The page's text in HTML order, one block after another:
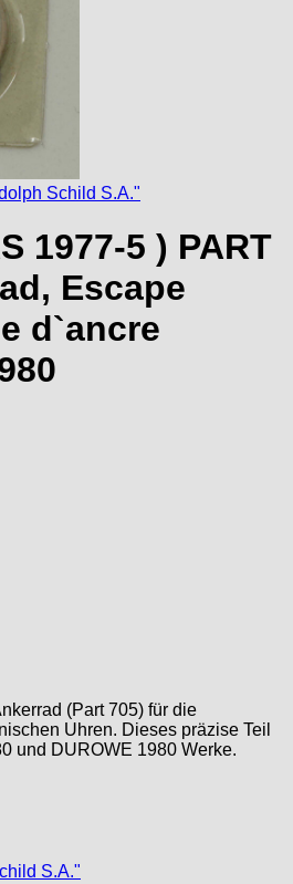
Schild S.A."
1977-5 ) PART
Escape
d`ancre
(Part 705) für die
Uhren. Dieses präzise Teil
und DUROWE 1980 Werke.
S.A."